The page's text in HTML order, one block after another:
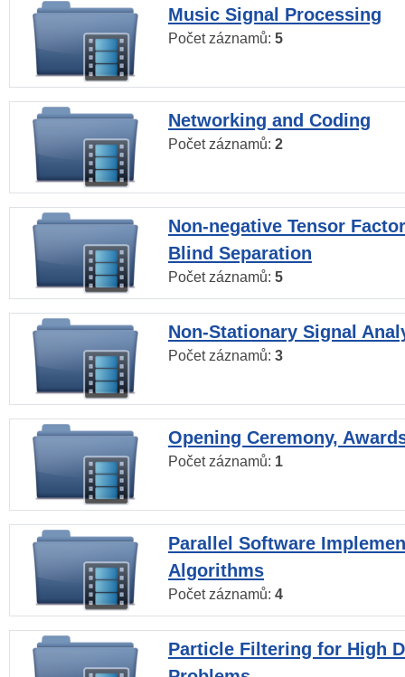
Music Signal Processing
Počet záznamů: 5
Networking and Coding
Počet záznamů: 2
Non-negative Tensor
Blind Separation
Počet záznamů: 5
Non-Stationary Signal
Počet záznamů: 3
Opening Ceremony,
Počet záznamů: 1
Parallel Software
Algorithms
Počet záznamů: 4
Particle Filtering for High